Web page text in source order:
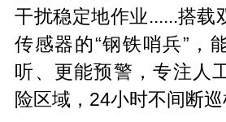
干扰稳定地作业......搭载
传感器的“钢铁哨兵”，
听、更能预警，专注人
险区域，24小时不间断巡